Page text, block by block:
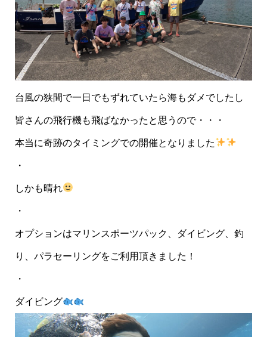
台風の狭間で一日でもずれていたら海もダメでしたし
皆さんの飛行機も飛ばなかったと思うので・・・
本当に奇跡のタイミングでの開催となりました
・
しかも晴れ
・
オプションはマリンスポーツパック、ダイビング、釣
り、パラセーリングをご利用頂きました！
・
ダイビング